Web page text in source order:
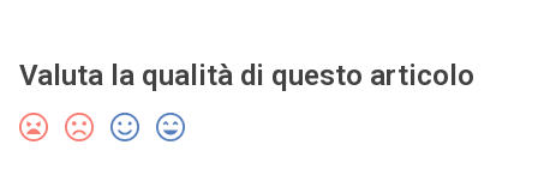
Valuta la qualità di questo articolo